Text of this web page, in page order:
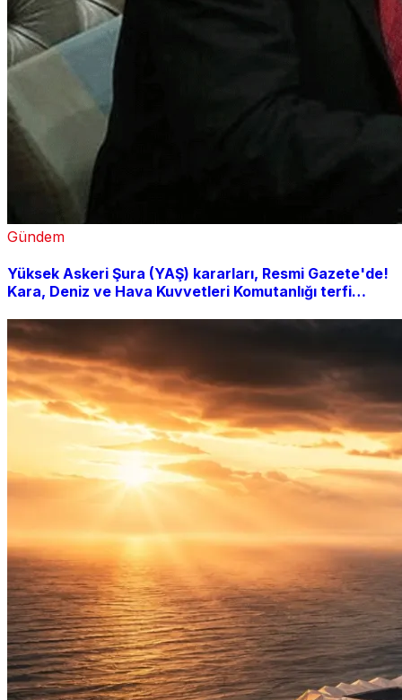
Gündem
Yüksek Askeri Şura (YAŞ) kararları, Resmi Gazete'de!
Kara, Deniz ve Hava Kuvvetleri Komutanlığı terfi